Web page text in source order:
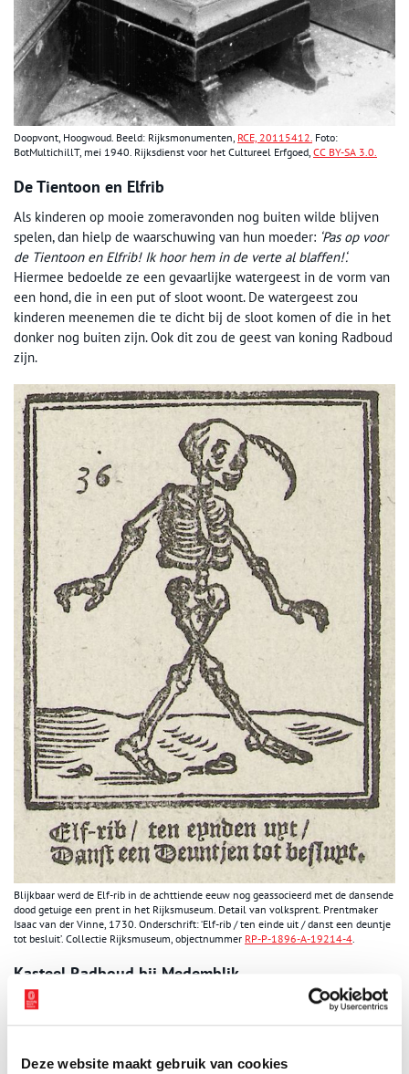
Deze website maakt gebruik van cookies
Doopvont, Hoogwoud. Beeld: Rijksmonumenten, RCE, 20115412. Foto:
BotMultichillT, mei 1940. Rijksdienst voor het Cultureel Erfgoed, CC BY-SA 3.0.
De Tientoon en Elfrib
Als kinderen op mooie zomeravonden nog buiten wilde blijven
spelen, dan hielp de waarschuwing van hun moeder: ‘Pas op voor
de Tientoon en Elfrib! Ik hoor hem in de verte al blaffen!‘.
Hiermee bedoelde ze een gevaarlijke watergeest in de vorm van
een hond, die in een put of sloot woont. De watergeest zou
kinderen meenemen die te dicht bij de sloot komen of die in het
donker nog buiten zijn. Ook dit zou de geest van koning Radboud
zijn.
Blijkbaar werd de Elf-rib in de achttiende eeuw nog geassocieerd met de dansende
dood getuige een prent in het Rijksmuseum. Detail van volksprent. Prentmaker
Isaac van der Vinne, 1730. Onderschrift: ‘Elf-rib / ten einde uit / danst een deuntje
tot besluit’. Collectie Rijksmuseum, objectnummer RP-P-1896-A-19214-4
Kasteel Radboud bij Medemblik
Het kasteel bij de haven van Medemblik droeg in het verleden de
naam ‘Huys te Medemblik’ en ‘Kasteel Medemblik’. In de
dat het kasteel in 1288 werd gebouwd in opdracht van de